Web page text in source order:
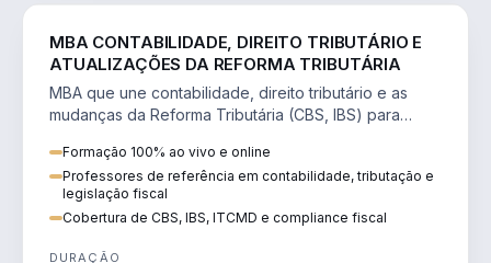
MBA CONTABILIDADE, DIREITO TRIBUTÁRIO E
ATUALIZAÇÕES DA REFORMA TRIBUTÁRIA
MBA que une contabilidade, direito tributário e as
mudanças da Reforma Tributária (CBS, IBS) para
Formação 100% ao vivo e online
Professores de referência em contabilidade, tributação e
legislação fiscal
Cobertura de CBS, IBS, ITCMD e compliance fiscal
DURAÇÃO